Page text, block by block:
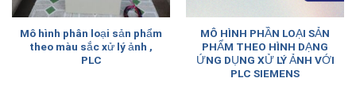
Mô hình phân loại sản phẩm
theo màu sắc xử lý ảnh ,
PLC
MÔ HÌNH PHẦN LOẠI SẢN
PHẨM THEO HÌNH DẠNG
ỨNG DỤNG XỬ LÝ ẢNH VỚI
PLC SIEMENS